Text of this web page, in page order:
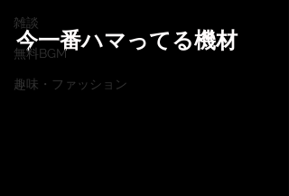
雑談
無料BGM
趣味・ファッション
今一番ハマってる機材